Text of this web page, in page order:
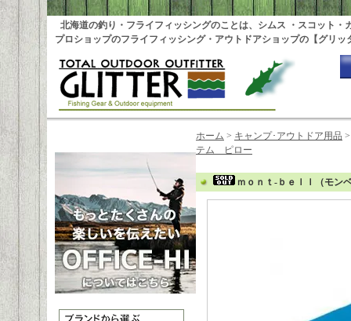
北海道の釣り・フライフィッシングのことは、シムス ・スコット・
プロショップのフライフィッシング・アウトドアショップの【グリッ
ホーム > キャンプ･アウトドア用品
テム ピロー
ｍｏｎｔ-ｂｅｌｌ（モ